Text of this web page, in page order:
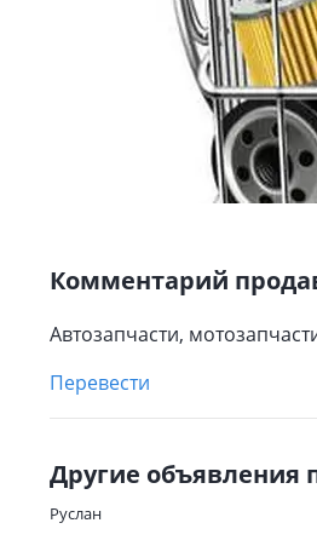
Комментарий
Автозапчасти,
Перевести
Другие объявления
Руслан